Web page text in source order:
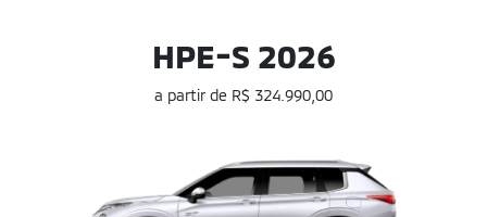
HPE-S 2026
a partir de R$ 324.990,00